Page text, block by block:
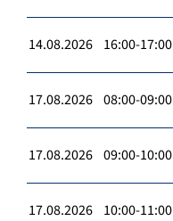
14.08.2026 16:00-17:00
17.08.2026 08:00-09:00
17.08.2026 09:00-10:00
17.08.2026 10:00-11:00